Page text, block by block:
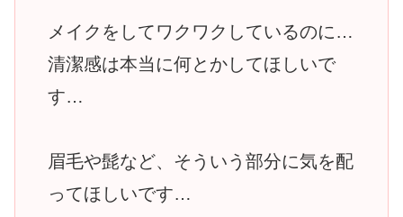
メイクをしてワクワクしているのに…
清潔感は本当に何とかしてほしいで
す…
眉毛や髭など、そういう部分に気を配
ってほしいです…